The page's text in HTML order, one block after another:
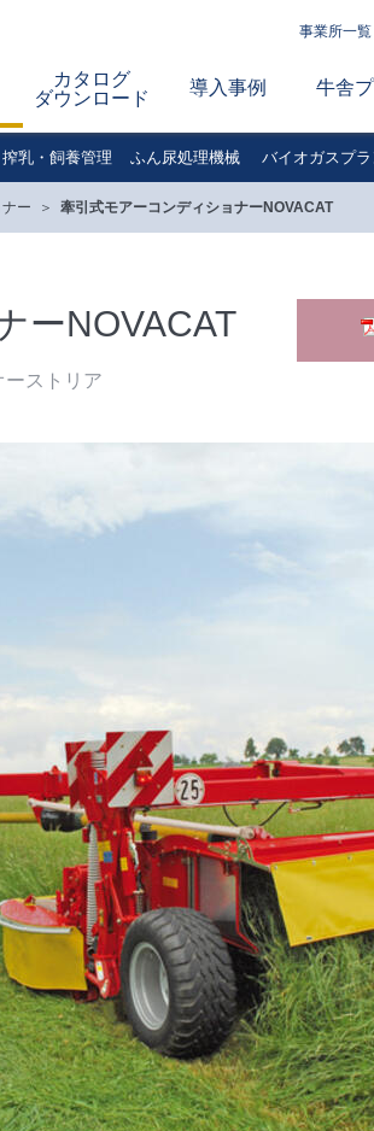
カタログ
ダウンロード
導入事例 牛舎
事業所一覧
搾乳・飼養管理 ふん尿処理機械 バイオガスプラ
ー 牽引式モアーコンディショナーNOVACAT
ーNOVACAT
ーストリア